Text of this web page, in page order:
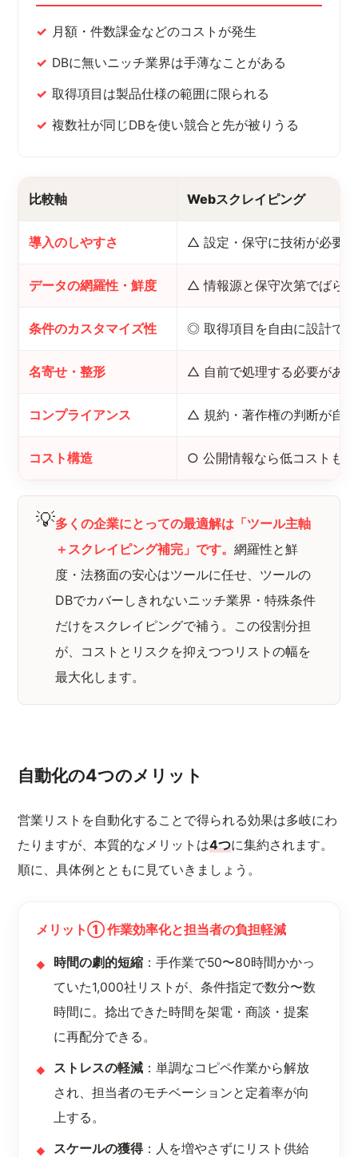
月額・件数課金などのコストが発生
DBに無いニッチ業界は手薄なことがある
取得項目は製品仕様の範囲に限られる
複数社が同じDBを使い競合と先が被りうる
比較軸 Webスクレイピング
導入のしやすさ △ 設定・保守に技術が必要
データの網羅性・鮮度 △ 情報源と保守次第でばら
条件のカスタマイズ性 ◎ 取得項目を自由に設計で
名寄せ・整形 △ 自前で処理する必要がある
コンプライアンス △ 規約・著作権の判断が自
コスト構造 ○ 公開情報なら低コストも
💡多くの企業にとっての最適解は「ツール主軸
＋スクレイピング補完」です。網羅性と鮮
度・法務面の安心はツールに任せ、ツールの
DBでカバーしきれないニッチ業界・特殊条件
だけをスクレイピングで補う。この役割分担
が、コストとリスクを抑えつつリストの幅を
最大化します。
自動化の4つのメリット
営業リストを自動化することで得られる効果は多岐にわ
たりますが、本質的なメリットは4つに集約されます。
順に、具体例とともに見ていきましょう。
メリット① 作業効率化と担当者の負担軽減
時間の劇的短縮 ：手作業で50〜80時間かかっ
ていた1,000社リストが、条件指定で数分〜数
時間に。捻出できた時間を架電・商談・提案
に再配分できる。
ストレスの軽減 ：単調なコピペ作業から解放
され、担当者のモチベーションと定着率が向
上する。
スケールの獲得：人を増やさずにリスト供給